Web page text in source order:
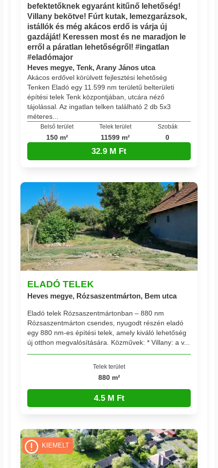
befektetőknek egyaránt kitűnő lehetőség!
Villany bekötve! Fúrt kutak, lemezgarázsok,
istállók és még akácos erdő is várja új
gazdáját! Keressen most és ne maradjon le
erről a páratlan lehetőségről! #ingatlan
#eladómajor
Heves megye, Tenk, Arany János utca
Akácos erdővel körülvett fejlesztési lehetőség
Tenken Eladó egy 11.599 nm területű belterületi
építési telek Tenk központjában, utcára néző
tájolással. Az ingatlan telken található 2 db 5x3
méteres...
Belső terület
150 m²
Telek terület
11599 m²
Szobák
0
32.9 M Ft
ELADÓ TELEK
Heves megye, Rózsaszentmárton, Bem utca
Eladó telek Rózsaszentmártonban – 880 nm
Rózsaszentmárton csendes, nyugodt részén eladó
egy 880 nm-es építési telek, amely kiváló lehetőség
új otthon megvalósítására. Közművek: * Villany: a v...
Telek terület
880 m²
4.5 M Ft
KIEMELT